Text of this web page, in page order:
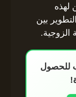
لهذه
بين
الزوجية.
للحصول